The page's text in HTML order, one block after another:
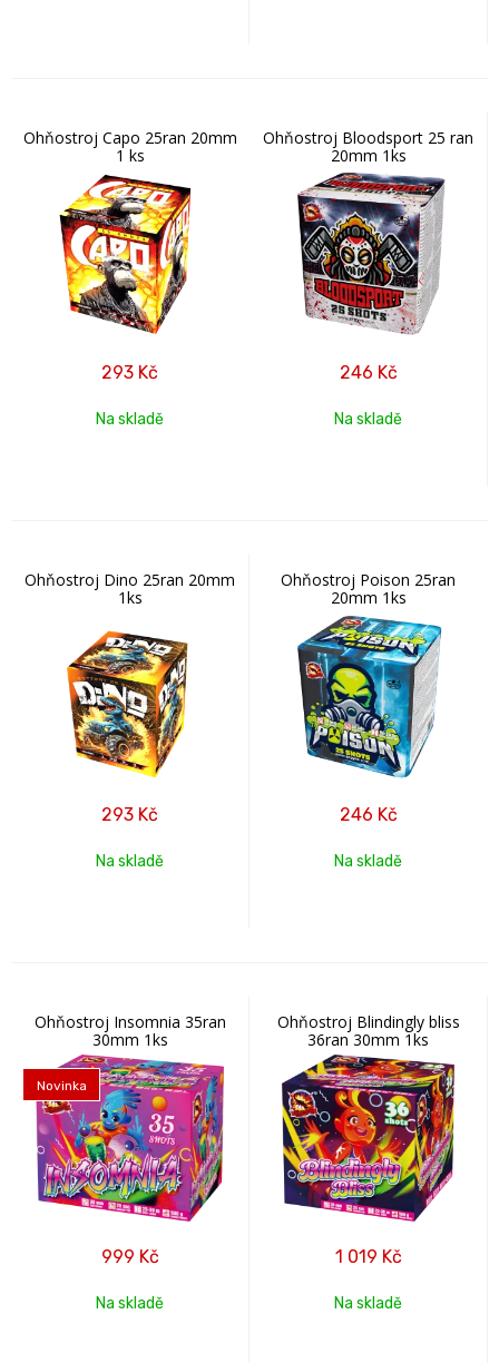
Ohňostroj Capo 25ran 20mm
1 ks
293 Kč
Na skladě
Ohňostroj Bloodsport 25 ran
20mm 1ks
246 Kč
Na skladě
Ohňostroj Dino 25ran 20mm
1ks
293 Kč
Na skladě
Ohňostroj Poison 25ran
20mm 1ks
246 Kč
Na skladě
Ohňostroj Insomnia 35ran
30mm 1ks
Novinka
999 Kč
Na skladě
Ohňostroj Blindingly bliss
36ran 30mm 1ks
1 019 Kč
Na skladě